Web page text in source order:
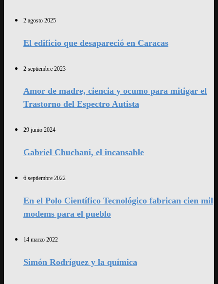
2 agosto 2025
El edificio que desapareció en Caracas
2 septiembre 2023
Amor de madre, ciencia y ocumo para mitigar el
Trastorno del Espectro Autista
29 junio 2024
Gabriel Chuchani, el incansable
6 septiembre 2022
En el Polo Científico Tecnológico fabrican cien mil
modems para el pueblo
14 marzo 2022
Simón Rodríguez y la química